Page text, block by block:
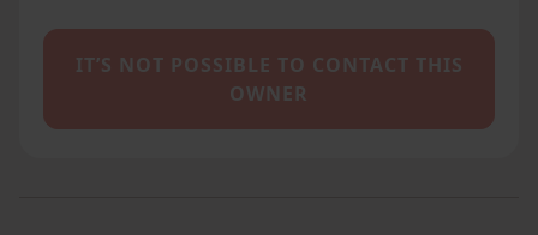
IT’S NOT POSSIBLE TO CONTACT THIS
OWNER